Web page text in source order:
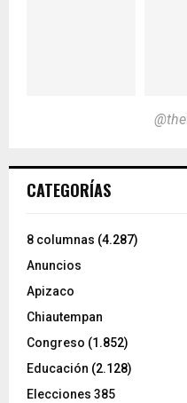
CATEGORÍAS
8 columnas (4.287)
Anuncios
Apizaco
Chiautempan
Congreso (1.852)
Educación (2.128)
Elecciones 385